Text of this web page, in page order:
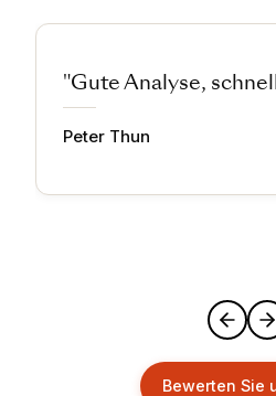
"Gute Analyse,
Peter Thun
Bewerten Sie